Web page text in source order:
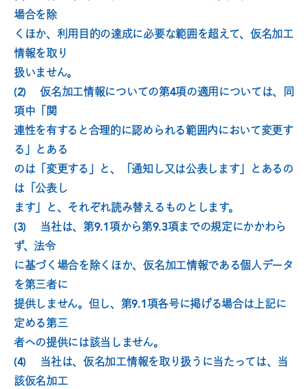
場合を除
くほか、利用目的の達成に必要な範囲を超えて、仮名加工
情報を取り
扱いません。
(2)　 仮名加工情報についての第4項の適用については、同
項中「関
連性を有すると合理的に認められる範囲内において変更す
る」とある
のは「変更する」と、「通知し又は公表します」とあるの
は「公表し
ます」と、それぞれ読み替えるものとします。
(3)　 当社は、第9.1項から第9.3項までの規定にかかわら
ず、法令
に基づく場合を除くほか、仮名加工情報である個人データ
を第三者に
提供しません。但し、第9.1項各号に掲げる場合は上記に
定める第三
者への提供には該当しません。
(4)　 当社は、仮名加工情報を取り扱うに当たっては、当
該仮名加工